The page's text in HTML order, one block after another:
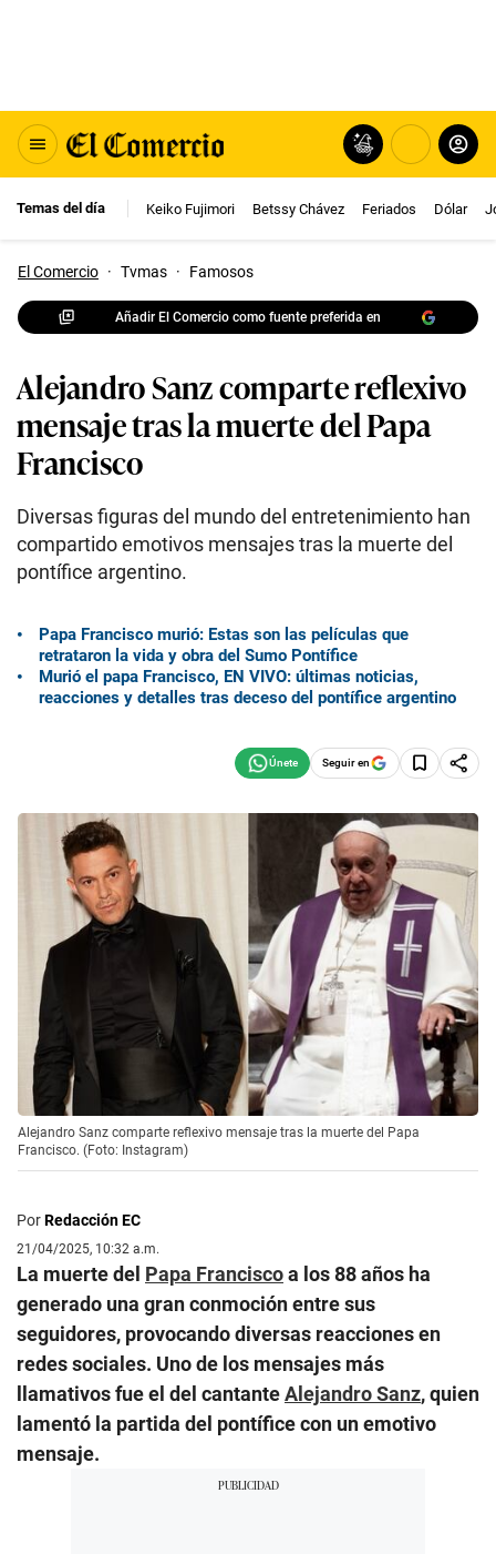
Temas del día Keiko Fujimori Betssy Chávez Feriados Dólar
El Comercio · Tvmas · Famosos
Añadir El Comercio como fuente preferida en
Alejandro Sanz comparte reflexivo
mensaje tras la muerte del Papa
Francisco
Diversas figuras del mundo del entretenimiento han
compartido emotivos mensajes tras la muerte del
pontífice argentino.
Papa Francisco murió: Estas son las películas que
retrataron la vida y obra del Sumo Pontífice
Murió el papa Francisco, EN VIVO: últimas noticias,
reacciones y detalles tras deceso del pontífice argentino
Seguir en
Alejandro Sanz comparte reflexivo mensaje tras la muerte del Papa
Francisco. (Foto: Instagram)
PorRedacción EC
21/04/2025, 10:32 a.m.
La muerte del Papa Franciscoa los 88 años ha
generado una gran conmoción entre sus
seguidores, provocando diversas reacciones en
redes sociales. Uno de los mensajes más
llamativos fue el del cantanteAlejandro Sanz, quien
lamentó la partida del pontífice con un emotivo
mensaje.